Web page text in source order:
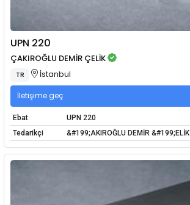
UPN 220
ÇAKIROĞLU DEMİR ÇELİK
TR İstanbul
İletişime geç
Ebat
UPN 220
Tedarikçi
&#199;AKIROĞLU DEMİR &#199;ELİK